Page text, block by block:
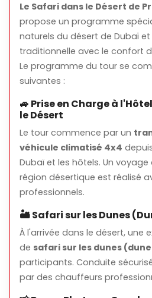
Repos dans l'enceinte du
Dîner luxueux
Spectacles en direct (danse
feu, etc.)
Activités culturelles (henna,
⭐ Avantages du Premium
Capacité d’accueil limitée
Salles et service à table privés
Dîner de luxe avec service
👥 Conditions de
Les enfants peuvent
leurs parents
dune bashing est
Le Safari dans le Désert de
propose un programme
naturels du désert de Dubaï
traditionnelle avec le confort
Le programme du tour se
suivantes :
🚙 Prise en Charge à
le Désert
Le tour commence par un
véhicule climatisé 4x4
Dubaï et les hôtels. Un
région désertique est réalisé
professionnels.
🏜️ Safari sur les Dunes
À l'arrivée dans le désert, une
de safari sur les dunes
participants. Conduite
par des chauffeurs